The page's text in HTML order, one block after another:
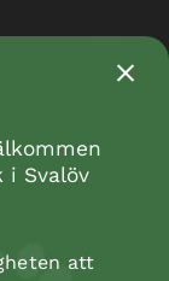
i Svalöv
att